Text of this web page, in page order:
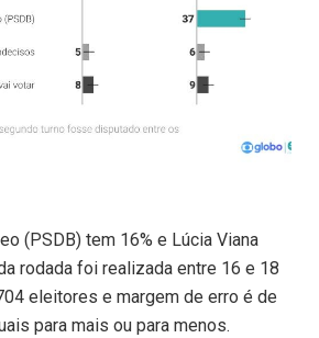
(PSDB) tem 16% e Lúcia Viana
rodada foi realizada entre 16 e 18
eleitores e margem de erro é de
para mais ou para menos.